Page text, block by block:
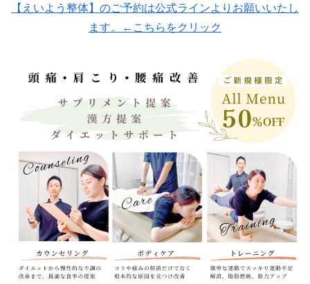
【えいよう整体】のご予約は公式ラインよりお願いいたし
ます。←こちらをクリック